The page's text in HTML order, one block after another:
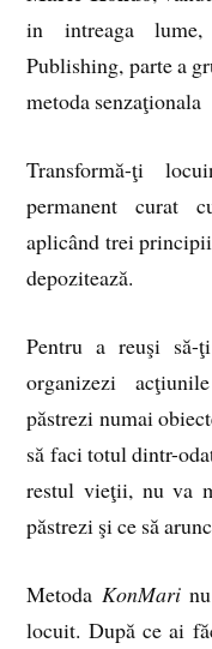
in intreaga
Publishing, parte a
metoda
Transformă-ţi
permanent curat
aplicând trei
depozitează.
Pentru a reuşi să-
organizezi
păstrezi numai
să faci totul dintr-
restul vieţii, nu va
păstrezi şi ce să
Metoda KonMarinu
locuit. După ce ai